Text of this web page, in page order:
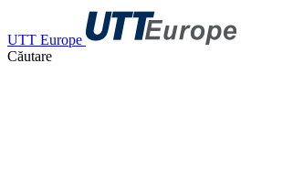
UTT Europe
Căutare